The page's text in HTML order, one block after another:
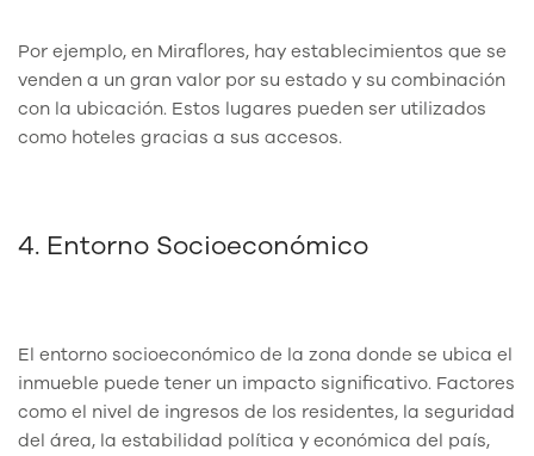
Por ejemplo, en Miraflores, hay establecimientos que se
venden a un gran valor por su estado y su combinación
con la ubicación. Estos lugares pueden ser utilizados
como hoteles gracias a sus accesos.
4. Entorno Socioeconómico
El entorno socioeconómico de la zona donde se ubica el
inmueble puede tener un impacto significativo. Factores
como el nivel de ingresos de los residentes, la seguridad
del área, la estabilidad política y económica del país,